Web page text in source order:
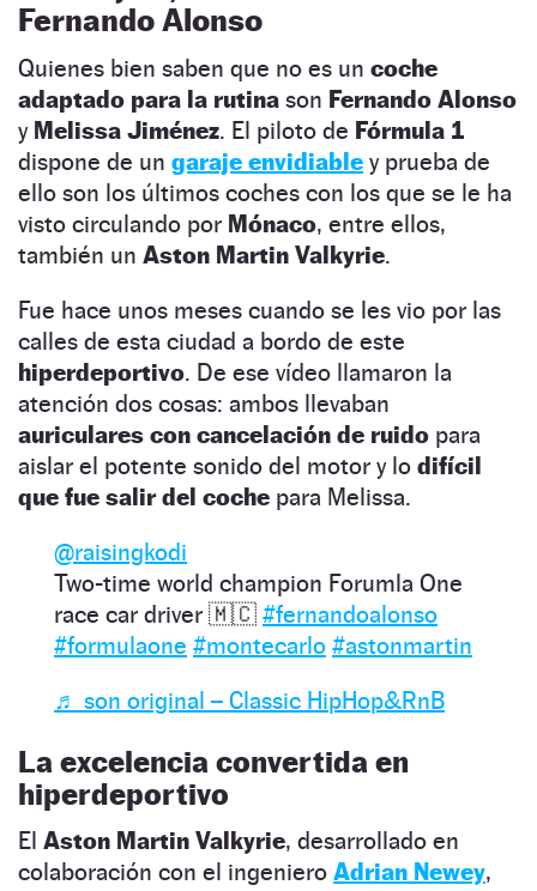
Fernando Alonso
Quienes bien saben que no es un coche
adaptado para la rutina son Fernando Alonso
y Melissa Jiménez. El piloto de Fórmula 1
dispone de un garaje envidiable y prueba de
ello son los últimos coches con los que se le ha
visto circulando por Mónaco, entre ellos,
también un Aston Martin Valkyrie.
Fue hace unos meses cuando se les vio por las
calles de esta ciudad a bordo de este
hiperdeportivo. De ese vídeo llamaron la
atención dos cosas: ambos llevaban
auriculares con cancelación de ruido para
aislar el potente sonido del motor y lo difícil
que fue salir del coche para Melissa.
@raisingkodi
Two-time world champion Forumla One
race car driver 🇲🇨 #fernandoalonso
#formulaone #montecarlo #astonmartin
♬ son original – Classic HipHop&RnB
La excelencia convertida en
hiperdeportivo
El Aston Martin Valkyrie, desarrollado en
colaboración con el ingeniero Adrian Newey,